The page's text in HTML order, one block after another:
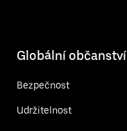
Globální občanství
Bezpečnost
Udržitelnost